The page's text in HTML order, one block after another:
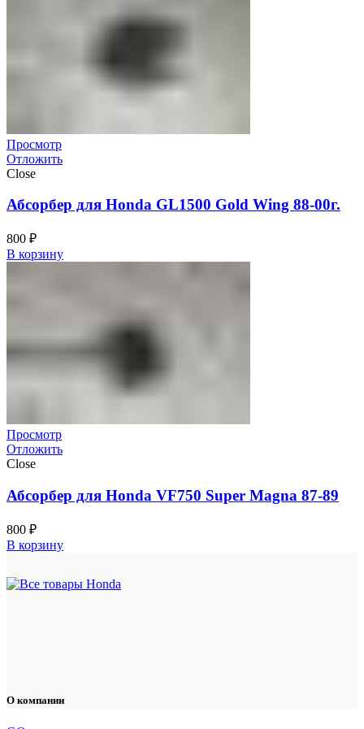
Просмотр
Отложить
Close
Абсорбер для Honda GL1500 Gold Wing 88-00г.
800 ₽
В корзину
Просмотр
Отложить
Close
Абсорбер для Honda VF750 Super Magna 87-89
800 ₽
В корзину
О компании